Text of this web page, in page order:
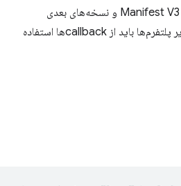
Promiseها فقط برای Manifest V3 و نسخه‌های بعدی
پشتیبانی می‌شوند، سایر پلتفرم‌ها باید از callbackها استفاده